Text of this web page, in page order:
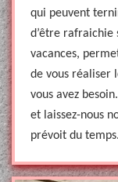
qui peuvent
d’être rafraichie
vacances,
de vous réaliser
vous avez
et laissez-nous
prévoit du temps.